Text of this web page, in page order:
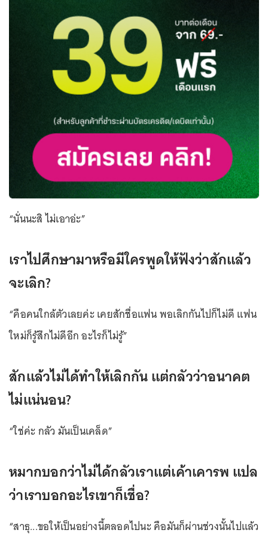
“นั่นนะสิ ไม่เอาอ่ะ”
เราไปศึกษามาหรือมีใครพูดให้ฟังว่าสักแล้ว
จะเลิก?
“คือคนใกล้ตัวเลยค่ะ เคยสักชื่อแฟน พอเลิกกันไปก็ไม่ดี แฟน
ใหม่ก็รู้สึกไม่ดีอีก อะไรก็ไม่รู้”
สักแล้วไม่ได้ทำให้เลิกกัน แต่กลัวว่าอนาคต
ไม่แน่นอน?
“ใช่ค่ะ กลัว มันเป็นเคล็ด”
หมากบอกว่าไม่ได้กลัวเราแต่เค้าเคารพ แปล
ว่าเราบอกอะไรเขาก็เชื่อ?
“สาธุ...ขอให้เป็นอย่างนี้ตลอดไปนะ คือมันก็ผ่านช่วงนั้นไปแล้ว